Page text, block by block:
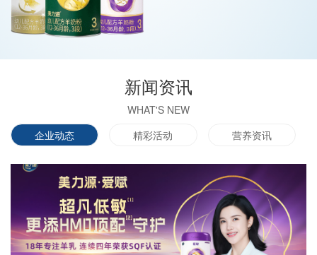
新闻资讯
WHAT'S NEW
企业动态
精彩活动 营养资讯